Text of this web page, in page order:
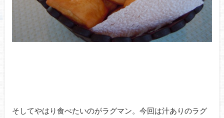
そしてやはり食べたいのがラグマン。今回は汁ありのラグ